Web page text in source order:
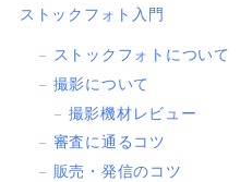
ストックフォト入門
ストックフォトについて
撮影について
撮影機材レビュー
審査に通るコツ
販売・発信のコツ